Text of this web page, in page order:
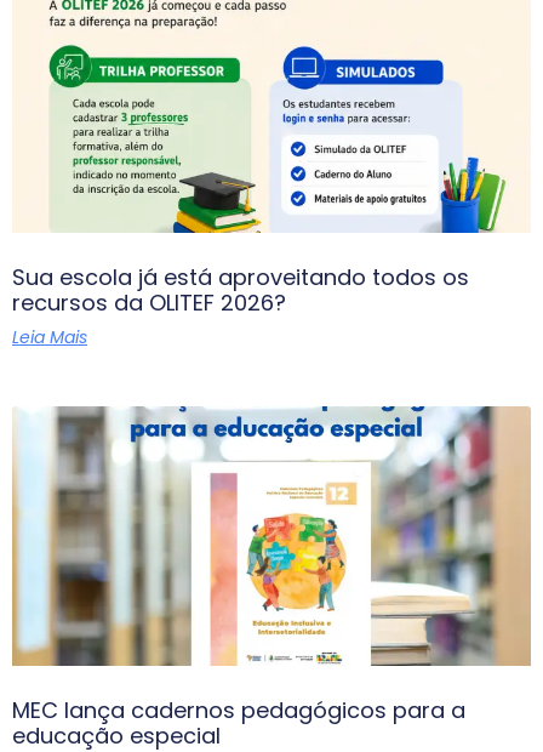
Sua escola já está aproveitando todos os
recursos da OLITEF 2026?
Leia Mais
MEC lança cadernos pedagógicos para a
educação especial